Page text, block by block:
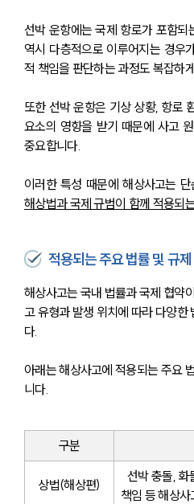
선박 운항에는 국제 항로가 포함
역시 다층적으로 이루어지는 경우
적 책임을 판단하는 과정도 복잡하
또한 선박 운항은 기상 상황, 항로
요소의 영향을 받기 때문에 사고
중요합니다.
이러한 특성 때문에 해상사고는
해상법과 국제 규범이 함께 적용되
적용되는 주요 법률 및 규제
해상사고는 국내 법률과 국제 협약
고 유형과 발생 위치에 따라 다양한
다.
아래는 해상사고에 적용되는 주요
니다.
구분
상법(해상편)
선박 충돌, 화
책임 등 해상